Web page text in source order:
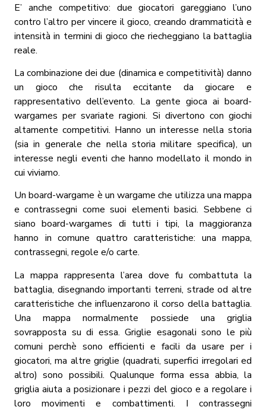
E’ anche competitivo: due giocatorigareggiano l’uno
contro l’altro per vincere il gioco, creando drammaticità e
intensità in termini di gioco che riecheggiano la battaglia
reale.
La combinazione dei due (dinamica e competitività) danno
un gioco che risulta eccitante da giocare e
rappresentativo dell’evento. La gente gioca ai board-
wargames per svariate ragioni. Si divertono con giochi
altamente competitivi. Hanno un interesse nella storia
(sia in generale che nella storia militare specifica), un
interesse negli eventi che hanno modellato il mondo in
cui viviamo.
Un board-wargame è un wargame che utilizza una mappa
e contrassegni come suoi elementi basici. Sebbene ci
siano board-wargames di tutti i tipi, la maggioranza
hanno in comune quattro caratteristiche: una mappa,
contrassegni, regole e/o carte.
La mappa rappresenta l’area dove fu combattuta la
battaglia, disegnando importanti terreni, strade od altre
caratteristiche che influenzarono il corso della battaglia.
Una mappa normalmente possiede una griglia
sovrapposta su di essa. Griglie esagonali sono le più
comuni perchè sono efficienti e facili da usare per i
giocatori, ma altre griglie (quadrati, superfici irregolari ed
altro) sono possibili. Qualunque forma essa abbia, la
griglia aiuta a posizionare i pezzi del gioco e a regolare i
loro movimenti e combattimenti. I contrassegni